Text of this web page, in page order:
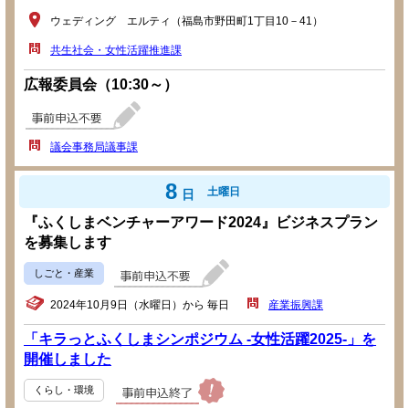
ウェディング エルティ（福島市野田町1丁目10－41）
共生社会・女性活躍推進課
広報委員会（10:30～）
議会事務局議事課
8 日 土曜日
『ふくしまベンチャーアワード2024』ビジネスプラン
を募集します
しごと・産業
2024年10月9日（水曜日）から 毎日 産業振興課
「キラっとふくしまシンポジウム -女性活躍2025-」を
開催しました
くらし・環境